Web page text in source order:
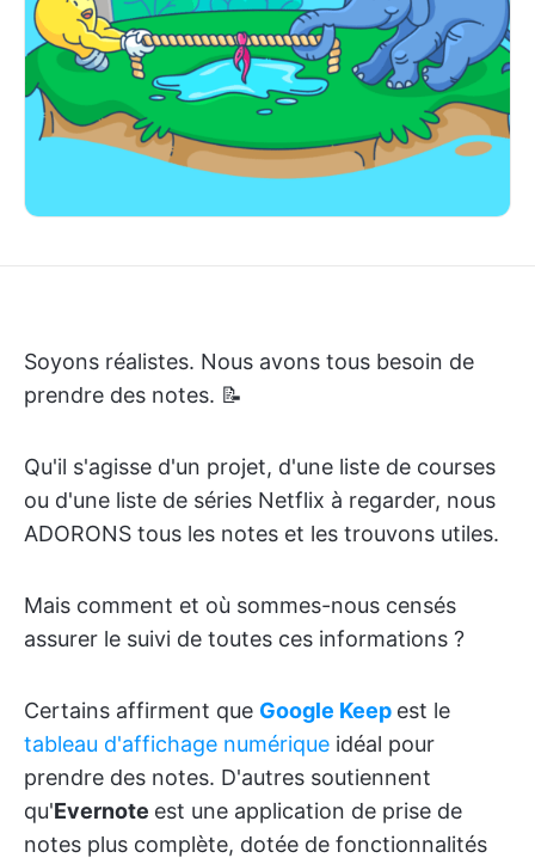
Soyons réalistes. Nous avons tous besoin de
prendre des notes. 📝
Qu'il s'agisse d'un projet, d'une liste de courses
ou d'une liste de séries Netflix à regarder, nous
ADORONS tous les notes et les trouvons utiles.
Mais comment et où sommes-nous censés
assurer le suivi de toutes ces informations ?
Certains affirment que Google Keep est le
tableau d'affichage numérique idéal pour
prendre des notes. D'autres soutiennent
qu'Evernote est une application de prise de
notes plus complète, dotée de fonctionnalités